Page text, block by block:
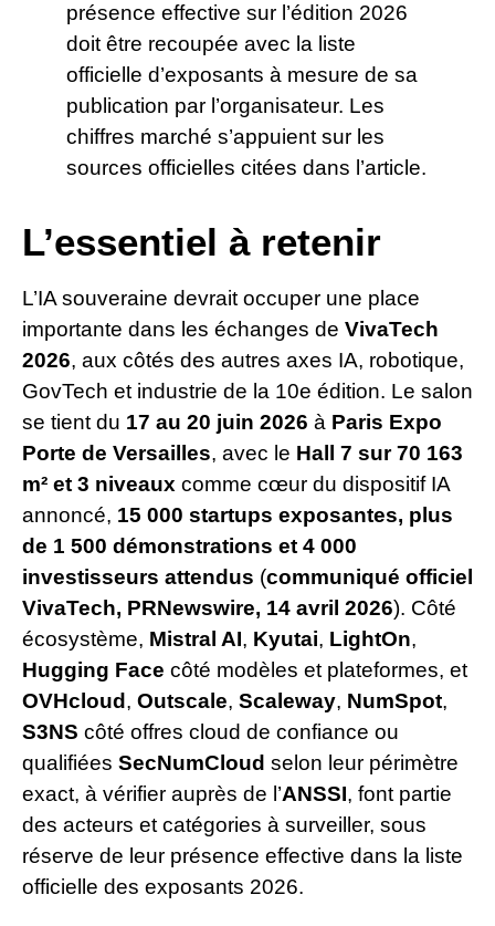
présence effective sur l’édition 2026
doit être recoupée avec la liste
officielle d’exposants à mesure de sa
publication par l’organisateur. Les
chiffres marché s’appuient sur les
sources officielles citées dans l’article.
L’essentiel à retenir
L’IA souveraine devrait occuper une place
importante dans les échanges de VivaTech
2026, aux côtés des autres axes IA, robotique,
GovTech et industrie de la 10e édition. Le salon
se tient du 17 au 20 juin 2026 à Paris Expo
Porte de Versailles, avec le Hall 7 sur 70 163
m² et 3 niveaux comme cœur du dispositif IA
annoncé, 15 000 startups exposantes, plus
de 1 500 démonstrations et 4 000
investisseurs attendus (communiqué officiel
VivaTech, PRNewswire, 14 avril 2026). Côté
écosystème, Mistral AI, Kyutai, LightOn,
Hugging Face côté modèles et plateformes, et
OVHcloud , Outscale, Scaleway, NumSpot,
S3NS côté offres cloud de confiance ou
qualifiées SecNumCloud selon leur périmètre
exact, à vérifier auprès de l’ANSSI, font partie
des acteurs et catégories à surveiller, sous
réserve de leur présence effective dans la liste
officielle des exposants 2026.